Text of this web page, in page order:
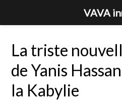
La triste
de Yanis
la Kabylie
VAVA